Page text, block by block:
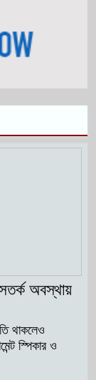
অবস্থায়
থাকলেও
স্পিকার ও